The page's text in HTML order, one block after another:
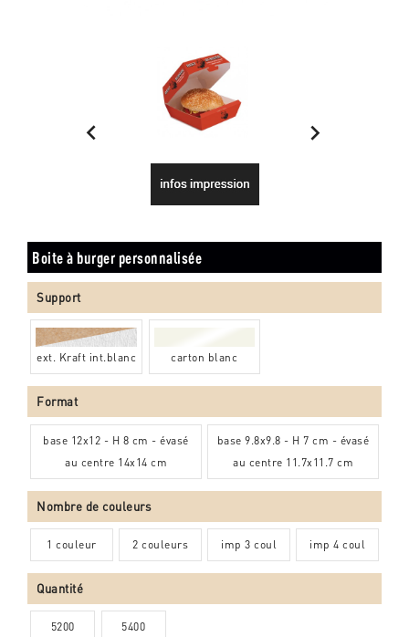
 
Boite à burger personnalisée
Support
ext. Kraft int.blanc carton blanc
Format
base 12x12 - H 8 cm - évasé
au centre 14x14 cm
base 9.8x9.8 - H 7 cm - évasé
au centre 11.7x11.7 cm
Nombre de couleurs
1 couleur 2 couleurs imp 3 coul imp 4 coul
Quantité
5200 5400